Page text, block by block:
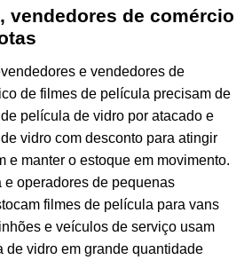
vendedores de comércio
e vendedores de
de filmes de película precisam de
película de vidro por atacado e
vidro com desconto para atingir
e manter o estoque em movimento.
e operadores de pequenas
filmes de película para vans
e veículos de serviço usam
de vidro em grande quantidade